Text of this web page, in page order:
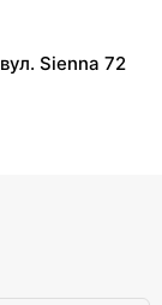
45
Sienna 72